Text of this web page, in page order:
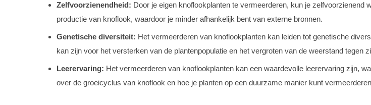
Zelfvoorzienendheid: Door je eigen knoflookplanten te vermeerderen, kun je zelfvoorzienend
productie van knoflook, waardoor je minder afhankelijk bent van externe bronnen.
Genetische diversiteit: Het vermeerderen van knoflookplanten kan leiden tot genetische
kan zijn voor het versterken van de plantenpopulatie en het vergroten van de weerstand tegen
Leerervaring: Het vermeerderen van knoflookplanten kan een waardevolle leerervaring zijn,
over de groeicyclus van knoflook en hoe je planten op een duurzame manier kunt